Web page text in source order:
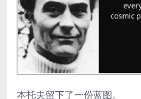
本托夫留下了一份蓝图。